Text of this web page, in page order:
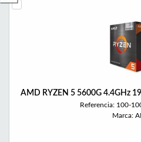
AMD RYZEN 5 5600G 4.4GHz
Referencia: 100-
Marca: